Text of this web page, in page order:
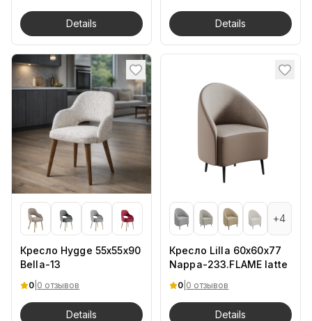
Details Details
Кресло Hygge 55х55х90
Bella-13
0 0 отзывов
Details
+4
Кресло Lilla 60х60х77
Nappa-233.FLAME latte
0 0 отзывов
Details